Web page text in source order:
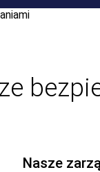
Nasze